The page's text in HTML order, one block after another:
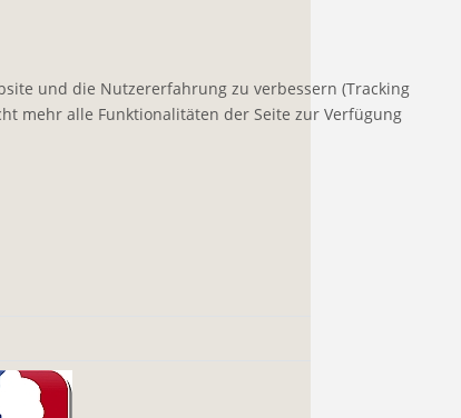
und die Nutzererfahrung zu verbessern (Tracking
mehr alle Funktionalitäten der Seite zur Verfügung